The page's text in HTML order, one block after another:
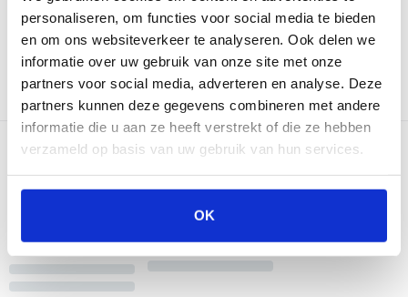
personaliseren, om functies voor social media te bieden
en om ons websiteverkeer te analyseren. Ook delen we
informatie over uw gebruik van onze site met onze
partners voor social media, adverteren en analyse. Deze
partners kunnen deze gegevens combineren met andere
informatie die u aan ze heeft verstrekt of die ze hebben
verzameld op basis van uw gebruik van hun services.
OK